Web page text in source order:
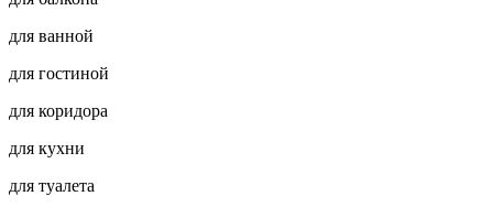
для ванной
для гостиной
для коридора
для кухни
для туалета